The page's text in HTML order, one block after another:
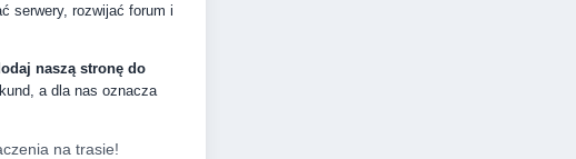
serwery, rozwijać forum i
naszą stronę do
a dla nas oznacza
na trasie!